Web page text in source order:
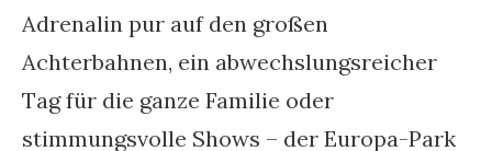
Adrenalin pur auf den großen
Achterbahnen, ein abwechslungsreicher
Tag für die ganze Familie oder
stimmungsvolle Shows – der Europa-Park